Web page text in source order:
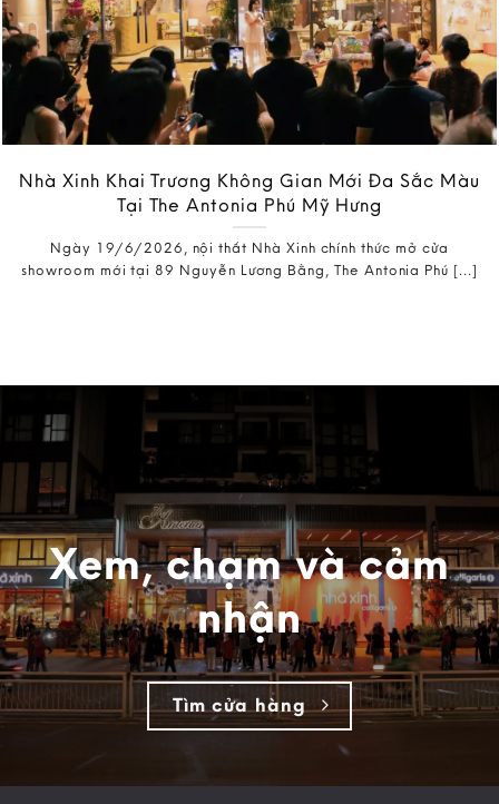
Nhà Xinh Khai Trương Không Gian Mới Đa Sắc Màu
Tại The Antonia Phú Mỹ Hưng
Ngày 19/6/2026, nội thất Nhà Xinh chính thức mở cửa
showroom mới tại 89 Nguyễn Lương Bằng, The Antonia Phú [...]
Xem, chạm và cảm
nhận
Tìm cửa hàng